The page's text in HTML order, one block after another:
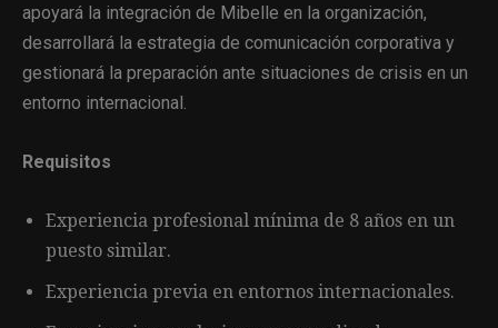
apoyará la integración de Mibelle en la organización,
desarrollará la estrategia de comunicación corporativa y
gestionará la preparación ante situaciones de crisis en un
entorno internacional.
Requisitos
Experiencia profesional mínima de 8 años en un
puesto similar.
Experiencia previa en entornos internacionales.